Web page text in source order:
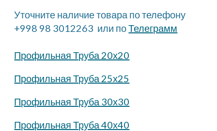
Уточните наличие товара по телефону
+998 98 3012263  или по Телеграмм
Профильная Труба 20х20
Профильная Труба 25х25
Профильная Труба 30х30
Профильная Труба 40х40